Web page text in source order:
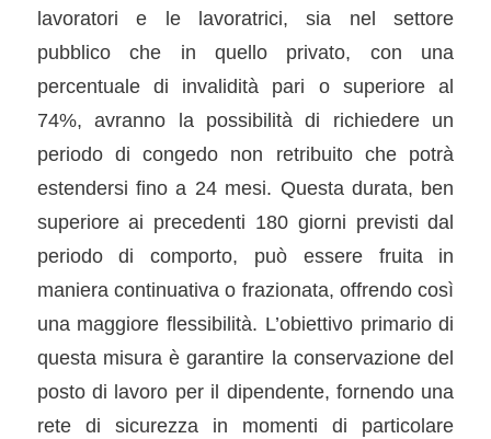
lavoratori e le lavoratrici, sia nel settore
pubblico che in quello privato, con una
percentuale di invalidità pari o superiore al
74%, avranno la possibilità di richiedere un
periodo di congedo non retribuito che potrà
estendersi fino a 24 mesi. Questa durata, ben
superiore ai precedenti 180 giorni previsti dal
periodo di comporto, può essere fruita in
maniera continuativa o frazionata, offrendo così
una maggiore flessibilità. L’obiettivo primario di
questa misura è garantire la conservazione del
posto di lavoro per il dipendente, fornendo una
rete di sicurezza in momenti di particolare